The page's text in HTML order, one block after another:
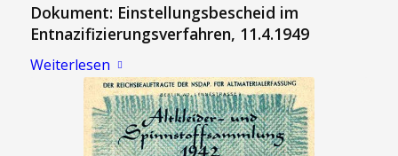
Dokument: Einstellungsbescheid im
Entnazifizierungsverfahren, 11.4.1949
Weiterlesen